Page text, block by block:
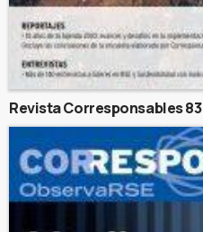
Revista Corresponsables 83